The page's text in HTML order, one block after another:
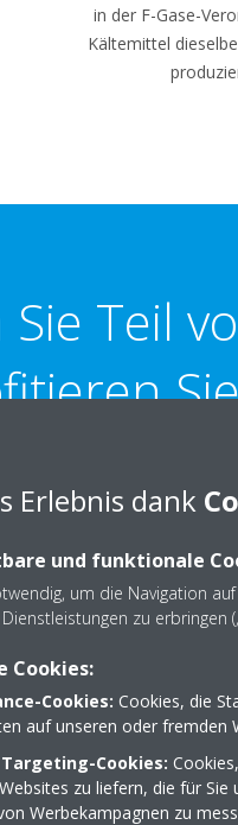
in der F-Gase-
Kältemittel
Teil
zertifizierter
L∞p by Daikin Programm.
Kältemittel – wir
Erlebnis dank
und funktionale
um die Navigation
zu erbringen
Cookies:
Cookies: Cookies, die
auf unseren oder fremden
Cookies:
zu liefern, die für
Werbekampagnen zu